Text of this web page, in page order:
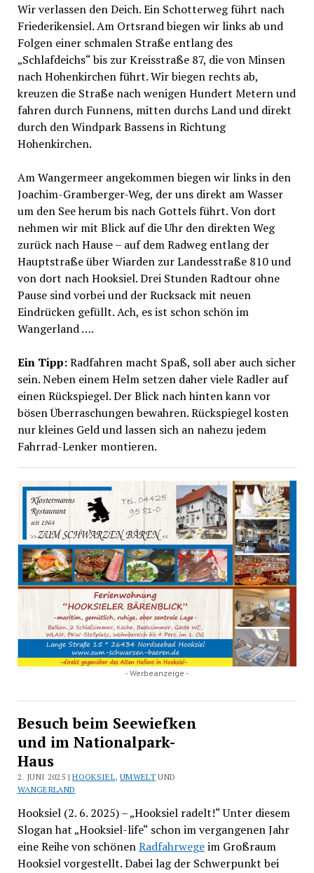
Wir verlassen den Deich. Ein Schotterweg führt nach
Friederikensiel. Am Ortsrand biegen wir links ab und
Folgen einer schmalen Straße entlang des
„Schlafdeichs“ bis zur Kreisstraße 87, die von Minsen
nach Hohenkirchen führt. Wir biegen rechts ab,
kreuzen die Straße nach wenigen Hundert Metern und
fahren durch Funnens, mitten durchs Land und direkt
durch den Windpark Bassens in Richtung
Hohenkirchen.
Am Wangermeer angekommen biegen wir links in den
Joachim-Gramberger-Weg, der uns direkt am Wasser
um den See herum bis nach Gottels führt. Von dort
nehmen wir mit Blick auf die Uhr den direkten Weg
zurück nach Hause – auf dem Radweg entlang der
Hauptstraße über Wiarden zur Landesstraße 810 und
von dort nach Hooksiel. Drei Stunden Radtour ohne
Pause sind vorbei und der Rucksack mit neuen
Eindrücken gefüllt. Ach, es ist schon schön im
Wangerland ….
Ein Tipp:Radfahren macht Spaß, soll aber auch sicher
sein. Neben einem Helm setzen daher viele Radler auf
einen Rückspiegel. Der Blick nach hinten kann vor
bösen Überraschungen bewahren. Rückspiegel kosten
nur kleines Geld und lassen sich an nahezu jedem
Fahrrad-Lenker montieren.
- Werbeanzeige -
Besuch beim Seewiefken
und im Nationalpark-
Haus
2. JUNI 2025 |HOOKSIEL, UMWELT UND
WANGERLAND
Hooksiel (2. 6. 2025) – „Hooksiel radelt!“ Unter diesem
Slogan hat „Hooksiel-life“ schon im vergangenen Jahr
eine Reihe von schönenRadfahrwegeim Großraum
Hooksiel vorgestellt. Dabei lag der Schwerpunkt bei